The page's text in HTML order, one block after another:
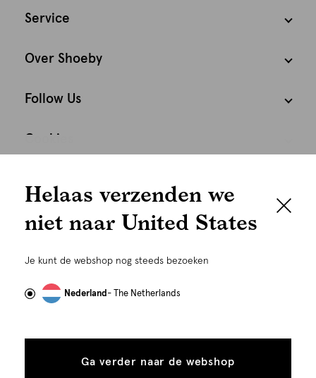
graag persoonlijk
gebruiken wij cookies en daarmee vergelijkbare
om advertenties te personaliseren...
tonen
toestaan
Service
Over Shoeby
Follow Us
Helaas verzenden we
niet naar United States
Je kunt de webshop nog steeds bezoeken
Nederland- The Netherlands
Ga verder naar de webshop